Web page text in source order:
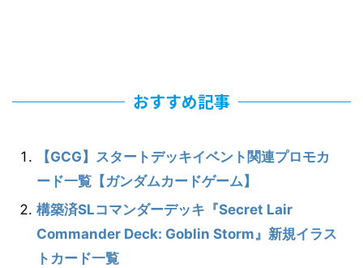
おすすめ記事
【GCG】スタートデッキイベント関連プロモカ
ード一覧【ガンダムカードゲーム】
構築済SLコマンダーデッキ『Secret Lair
Commander Deck: Goblin Storm』新規イラス
トカード一覧